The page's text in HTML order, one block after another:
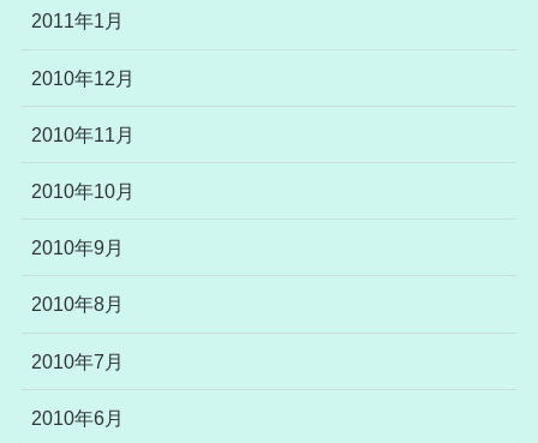
2011年1月
2010年12月
2010年11月
2010年10月
2010年9月
2010年8月
2010年7月
2010年6月